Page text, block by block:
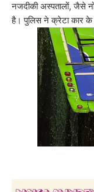
नजदीकी अस्पतालों, जैसे
है। पुलिस ने क्रेटा कार